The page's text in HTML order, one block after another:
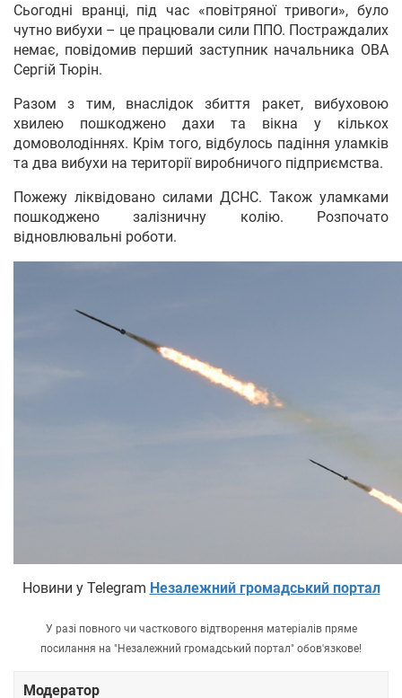
Сьогодні вранці, під час «повітряної тривоги», було
чутно вибухи – це працювали сили ППО. Постраждалих
немає, повідомив перший заступник начальника ОВА
Сергій Тюрін.
Разом з тим, внаслідок збиття ракет, вибуховою
хвилею пошкоджено дахи та вікна у кількох
домоволодіннях. Крім того, відбулось падіння уламків
та два вибухи на території виробничого підприємства.
Пожежу ліквідовано силами ДСНС. Також уламками
пошкоджено залізничну колію. Розпочато
відновлювальні роботи.
Новини у Telegram Незалежний громадський портал
У разі повного чи часткового відтворення матеріалів пряме
посилання на "Незалежний громадський портал" обов'язкове!
Модератор